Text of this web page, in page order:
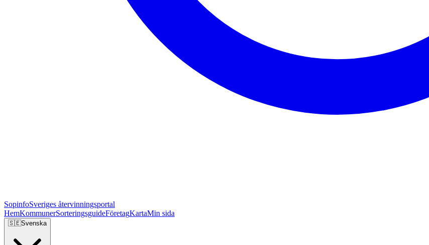
SopinfoSveriges återvinningsportal
HemKommunerSorteringsguideFöretagKartaMin sida
🇸🇪Svenska